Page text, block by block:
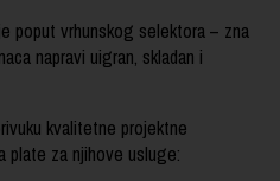
poput vrhunskog selektora – zna
napravi uigran, skladan i
kvalitetne projektne
plate za njihove usluge: